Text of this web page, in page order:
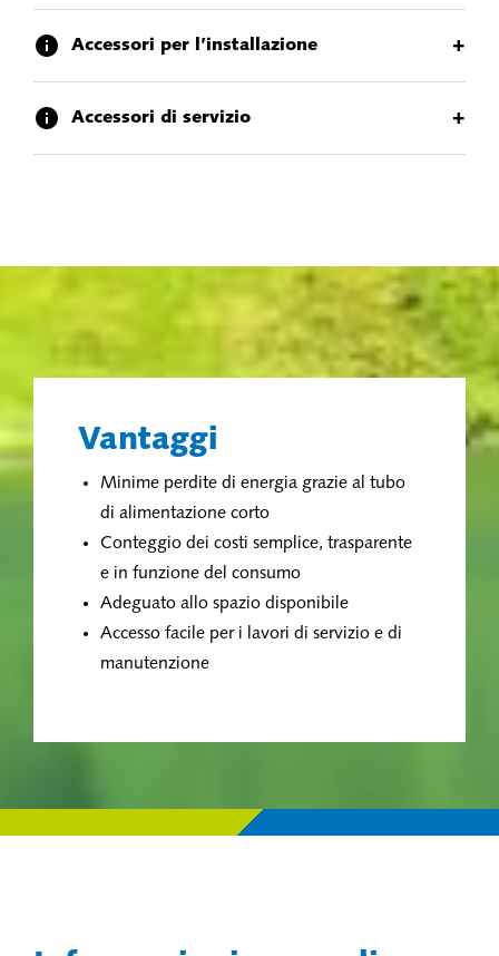
Accessori per l’installazione +
Accessori di servizio +
Vantaggi
Minime perdite di energia grazie al tubo
di alimentazione corto
Conteggio dei costi semplice, trasparente
e in funzione del consumo
Adeguato allo spazio disponibile
Accesso facile per i lavori di servizio e di
manutenzione